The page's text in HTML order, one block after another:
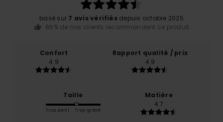
basé sur 7 avis vérifiés depuis octobre 2025
86% de nos clients recommandent ce produit
Confort
4.9
Rapport qualité / prix
4.9
Taille
Trop petit Trop grand
Matière
4.7